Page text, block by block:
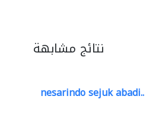
نتائج مشابهة
nesarindo sejuk abadi..